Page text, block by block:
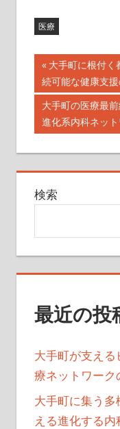
医療
投
稿
ナ
ビ
ゲ
ー
ョ
ン
前
の
記
事:
大手町に根付く
続可能な健康支
次
の
記
事:
大手町の医療最
進化系内科ネッ
検索
最近の投
大手町が支え
療ネットワーク
大手町に集う
える進化する内